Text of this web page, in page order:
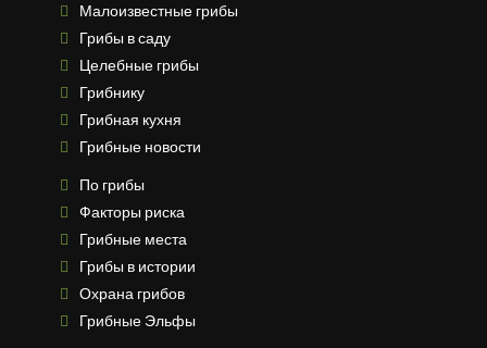
Малоизвестные грибы
Грибы в саду
Целебные грибы
Грибнику
Грибная кухня
Грибные новости
По грибы
Факторы риска
Грибные места
Грибы в истории
Охрана грибов
Грибные Эльфы